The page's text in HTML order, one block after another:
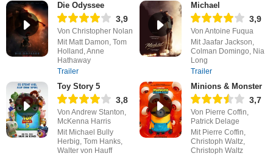
Die Odyssee
3,9
Von Christopher Nolan
Mit Matt Damon, Tom
Holland, Anne
Hathaway
Trailer
Michael
3,9
Von Antoine Fuqua
Mit Jaafar Jackson,
Colman Domingo, Nia
Long
Trailer
Toy Story 5
3,8
Von Andrew Stanton,
McKenna Harris
Mit Michael Bully
Herbig, Tom Hanks,
Walter von Hauff
Minions & Monster
3,7
Von Pierre Coffin,
Patrick Delage
Mit Pierre Coffin,
Christoph Waltz,
Christoph Waltz